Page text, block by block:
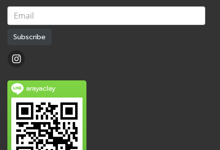
Subscribe
arayaclay